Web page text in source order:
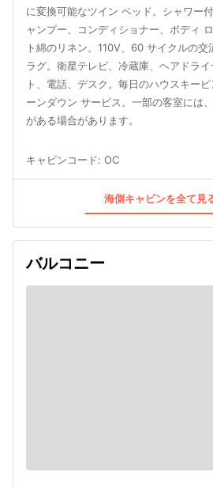
に変換可能なツイン ベッド。シャワー
ャンプー、コンディショナー、ボディ
ト綿のリネン。110V、60 サイクルの
ラグ。衛星テレビ、冷蔵庫、ヘアドラ
ト、電話、デスク。毎日のハウスキー
ーンダウン サービス。一部の客室には
がある場合があります。
キャビンコード: OC
海側キャビンを全て見
バルコニー